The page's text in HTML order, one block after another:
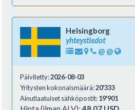
Helsingborg
yhteystiedot
@ @
Päivitetty:2026-08-03
Yritysten kokonaismäärä:20'333
Ainutlaatuiset sähköpostit:19'901